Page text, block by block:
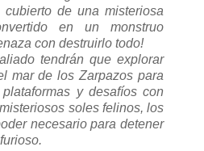
de una misteriosa
en un monstruo
con destruirlo todo!
tendrán que explorar
mar de los Zarpazos para
y desafíos con
soles felinos, los
necesario para detener